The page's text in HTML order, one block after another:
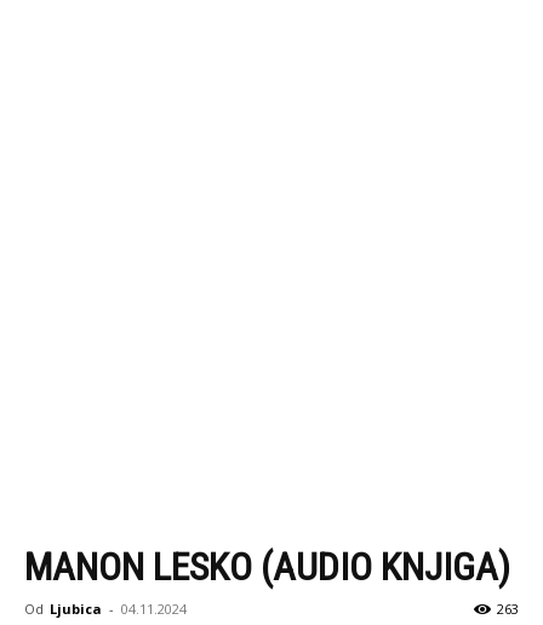
MANON LESKO (AUDIO KNJIGA)
Od Ljubica - 04.11.2024 263